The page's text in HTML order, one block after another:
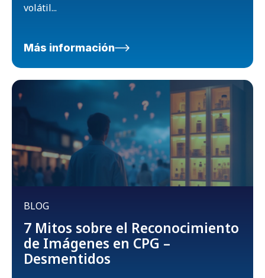
volátil...
Más información
BLOG
7 Mitos sobre el Reconocimiento
de Imágenes en CPG –
Desmentidos